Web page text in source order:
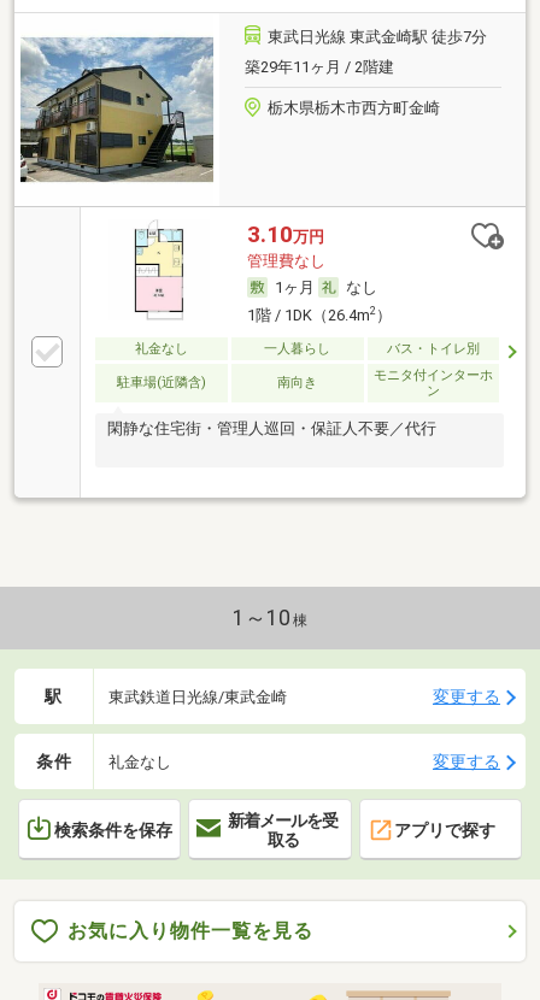
東武日光線 東武金崎駅 徒歩7分
築29年11ヶ月 / 2階建
栃木県栃木市西方町金崎
3.10万円
管理費なし
1ヶ月
なし
1階 / 1DK（26.4m2）
礼金なし 一人暮らし バス・トイレ別
駐車場(近隣含) 南向き
モニタ付インターホ
ン
閑静な住宅街・管理人巡回・保証人不要／代行
1～10 棟
駅 東武鉄道日光線/東武金崎 変更する
条件 礼金なし 変更する
検索条件を保存
新着メールを受
取る
アプリで探す
お気に入り物件一覧を見る